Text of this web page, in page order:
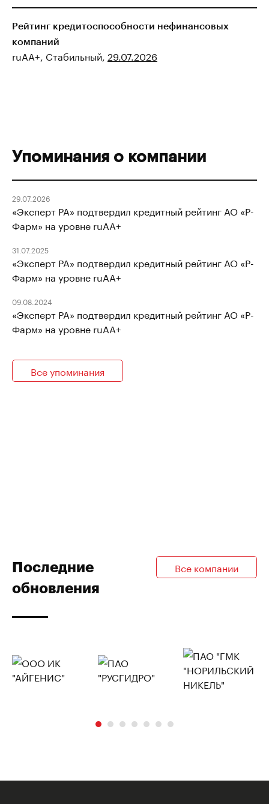
Рейтинг кредитоспособности нефинансовых
компаний
ruAA+, Стабильный, 29.07.2026
Упоминания о компании
29.07.2026
«Эксперт РА» подтвердил кредитный рейтинг АО «Р-
Фарм» на уровне ruAA+
31.07.2025
«Эксперт РА» подтвердил кредитный рейтинг АО «Р-
Фарм» на уровне ruAA+
09.08.2024
«Эксперт РА» подтвердил кредитный рейтинг АО «Р-
Фарм» на уровне ruAA+
Все упоминания
Последние
обновления
Все компании